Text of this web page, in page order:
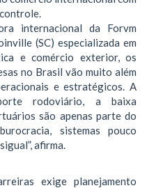
internacional da Forvm
(SC) especializada em
e comércio exterior, os
no Brasil vão muito além
e estratégicos. A
rodoviário, a baixa
são apenas parte do
sistemas pouco
afirma.
exige planejamento